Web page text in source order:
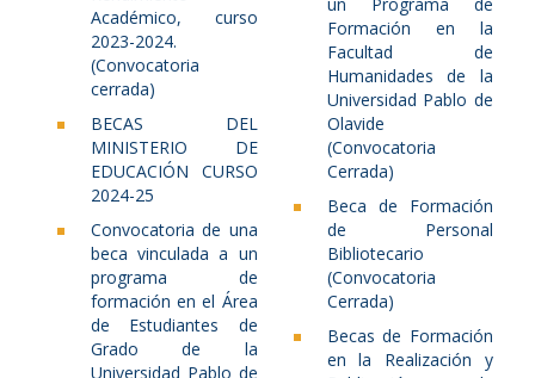
Académico, curso
2023-2024.
(Convocatoria
cerrada)
BECAS DEL
MINISTERIO DE
EDUCACIÓN CURSO
2024-25
Convocatoria de una
beca vinculada a un
programa de
formación en el Área
de Estudiantes de
Grado de la
Universidad Pablo de
Formación en la
Facultad de
Humanidades de la
Universidad Pablo de
Olavide
(Convocatoria
Cerrada)
Beca de Formación
de Personal
Bibliotecario
(Convocatoria
Cerrada)
Becas de Formación
en la Realización y